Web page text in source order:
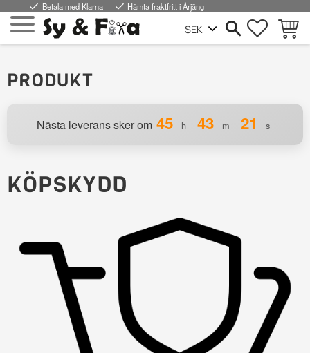
Meny
done Betala med Klarna done Hämta fraktfritt i Årjäng
PRODUKT
Nästa leverans sker om 45 h 43 m 21 s
KÖPSKYDD